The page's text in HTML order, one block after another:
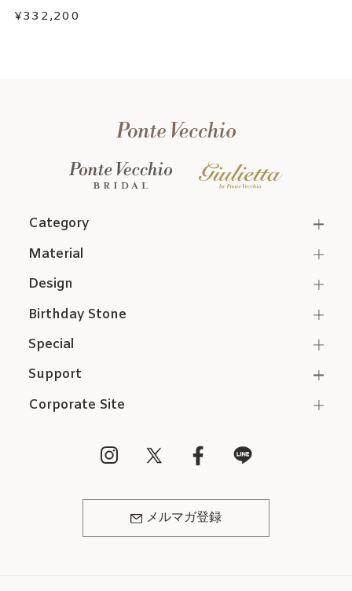
ド...
¥332,200
Category
Support
Corporate Site
メルマガ登録
Material
Design
Birthday Stone
Special